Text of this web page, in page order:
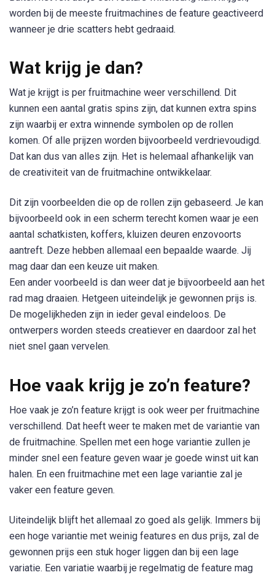
worden bij de meeste fruitmachines de feature geactiveerd
wanneer je drie scatters hebt gedraaid.
Wat krijg je dan?
Wat je krijgt is per fruitmachine weer verschillend. Dit
kunnen een aantal gratis spins zijn, dat kunnen extra spins
zijn waarbij er extra winnende symbolen op de rollen
komen. Of alle prijzen worden bijvoorbeeld verdrievoudigd.
Dat kan dus van alles zijn. Het is helemaal afhankelijk van
de creativiteit van de fruitmachine ontwikkelaar.
Dit zijn voorbeelden die op de rollen zijn gebaseerd. Je kan
bijvoorbeeld ook in een scherm terecht komen waar je een
aantal schatkisten, koffers, kluizen deuren enzovoorts
aantreft. Deze hebben allemaal een bepaalde waarde. Jij
mag daar dan een keuze uit maken.
Een ander voorbeeld is dan weer dat je bijvoorbeeld aan het
rad mag draaien. Hetgeen uiteindelijk je gewonnen prijs is.
De mogelijkheden zijn in ieder geval eindeloos. De
ontwerpers worden steeds creatiever en daardoor zal het
niet snel gaan vervelen.
Hoe vaak krijg je zo’n feature?
Hoe vaak je zo’n feature krijgt is ook weer per fruitmachine
verschillend. Dat heeft weer te maken met de variantie van
de fruitmachine. Spellen met een hoge variantie zullen je
minder snel een feature geven waar je goede winst uit kan
halen. En een fruitmachine met een lage variantie zal je
vaker een feature geven.
Uiteindelijk blijft het allemaal zo goed als gelijk. Immers bij
een hoge variantie met weinig features en dus prijs, zal de
gewonnen prijs een stuk hoger liggen dan bij een lage
variatie. Een variatie waarbij je regelmatig de feature mag